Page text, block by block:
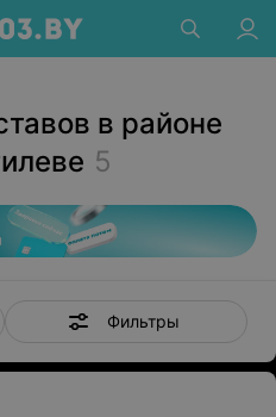
в районе
5
Фильтры